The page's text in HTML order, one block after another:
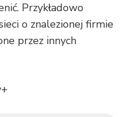
Przykładowo
o znalezionej firmie
przez innych